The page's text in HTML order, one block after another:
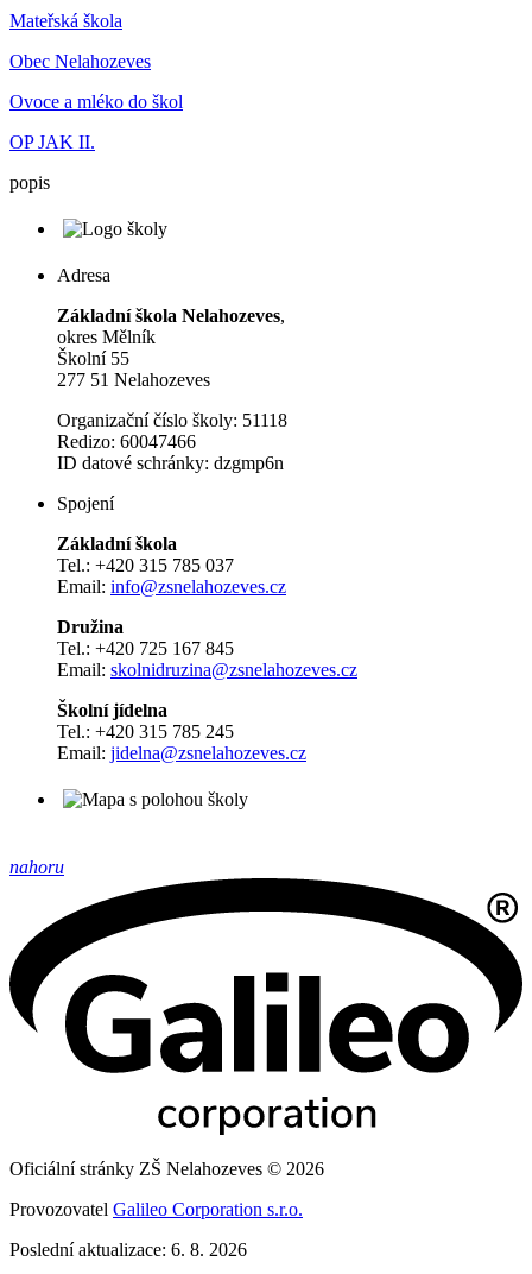
Mateřská škola
Obec Nelahozeves
Ovoce a mléko do škol
OP JAK II.
popis
Adresa
Základní škola Nelahozeves,
okres Mělník
Školní 55
277 51 Nelahozeves
Organizační číslo školy: 51118
Redizo: 60047466
ID datové schránky: dzgmp6n
Spojení
Základní škola
Tel.: +420 315 785 037
Email: info@zsnelahozeves.cz
Družina
Tel.: +420 725 167 845
Email: skolnidruzina@zsnelahozeves.cz
Školní jídelna
Tel.: +420 315 785 245
Email: jidelna@zsnelahozeves.cz
nahoru
Oficiální stránky ZŠ Nelahozeves © 2026
Provozovatel Galileo Corporation s.r.o.
Poslední aktualizace: 6. 8. 2026